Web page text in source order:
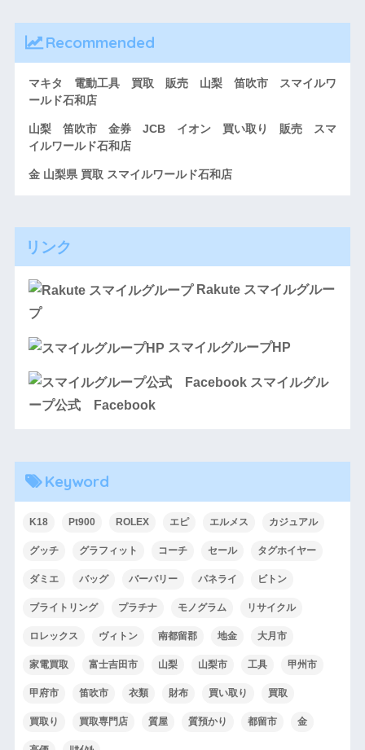
Recommended
マキタ 電動工具 買取 販売 山梨 笛吹市 スマイルワ
ールド石和店
山梨 笛吹市 金券 JCB イオン 買い取り 販売 スマ
イルワールド石和店
金 山梨県 買取 スマイルワールド石和店
リンク
Rakute スマイルグルー
プ
スマイルグループHP
スマイルグル
ープ公式 Facebook
Keyword
K18 Pt900 ROLEX エピ エルメス カジュアル
グッチ グラフィット コーチ セール タグホイヤー
ダミエ バッグ バーバリー パネライ ビトン
ブライトリング プラチナ モノグラム リサイクル
ロレックス ヴィトン 南都留郡 地金 大月市
家電買取 富士吉田市 山梨 山梨市 工具 甲州市
甲府市 笛吹市 衣類 財布 買い取り 買取
買取り 買取専門店 質屋 質預かり 都留市 金